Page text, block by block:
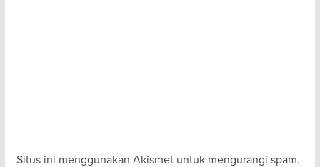
Situs ini menggunakan Akismet untuk mengurangi spam.